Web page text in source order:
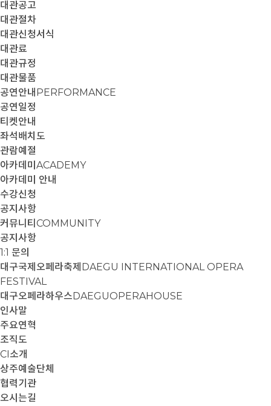
대관공고
대관절차
대관신청서식
대관료
대관규정
대관물품
공연안내 PERFORMANCE
공연일정
티켓안내
좌석배치도
관람예절
아카데미 ACADEMY
아카데미 안내
수강신청
공지사항
커뮤니티 COMMUNITY
공지사항
1:1 문의
대구국제오페라축제 DAEGU INTERNATIONAL OPERA
FESTIVAL
대구오페라하우스DAEGUOPERAHOUSE
인사말
주요연혁
조직도
CI소개
상주예술단체
협력기관
오시는길